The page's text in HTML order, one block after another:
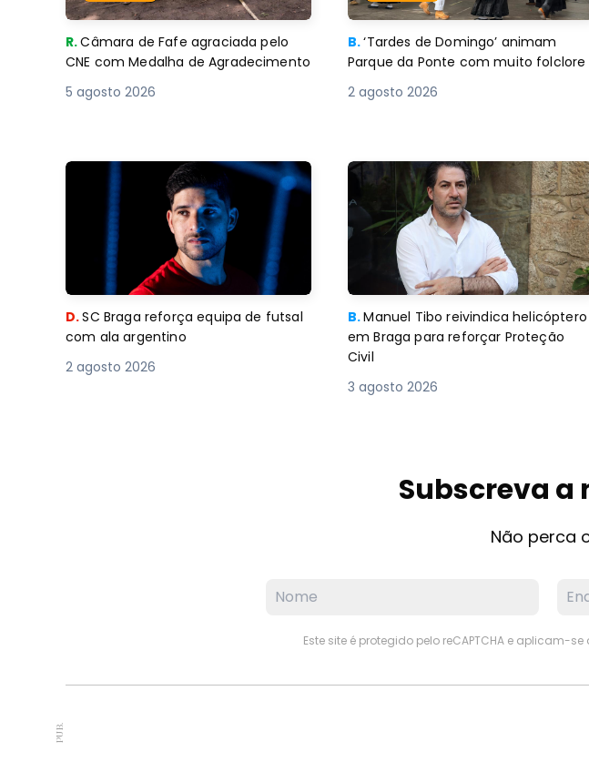
R.Câmara de Fafe agraciada pelo
CNE com Medalha de Agradecimento
5 agosto 2026
B.‘Tardes de Domingo’ animam
Parque da Ponte com muito folclore
2 agosto 2026
D.SC Braga reforça equipa de futsal
com ala argentino
2 agosto 2026
B.Manuel Tibo reivindica helicóptero
em Braga para reforçar Proteção
Civil
3 agosto 2026
Subscreva a
Não perca
Este site é protegido pelo reCAPTCHA e aplicam-se
PUB.